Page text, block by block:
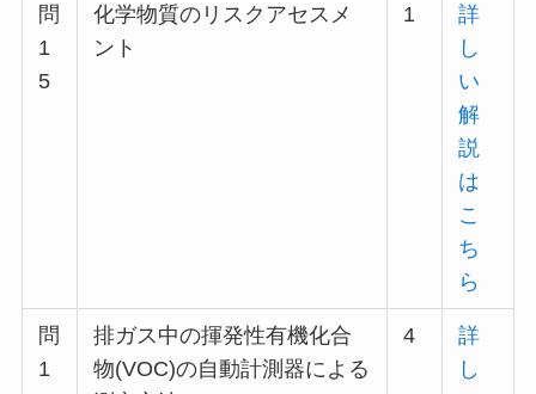
問
1
5
化学物質のリスクアセスメ
ント
1
詳
し
い
解
説
は
こ
ち
ら
問
1
排ガス中の揮発性有機化合
物(VOC)の自動計測器による
4
詳
し